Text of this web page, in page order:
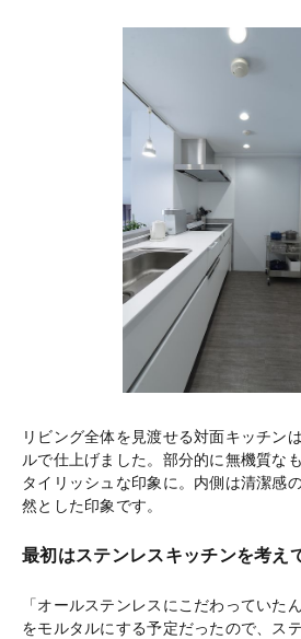
リビング全体を見渡せる対面キッチン
ルで仕上げました。部分的に無機質な
タイリッシュな印象に。内側は清潔感
然とした印象です。
最初はステンレスキッチンを考え
「オールステンレスにこだわっていた
をモルタルにする予定だったので、ス